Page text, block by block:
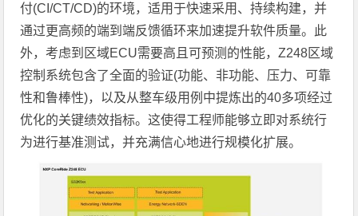
付(CI/CT/CD)的环境，适用于快速采用、持续构建，并
通过更高频的端到端反馈循环来加速提升软件质量。此
外，考虑到区域ECU需要高且可预测的性能，Z248区域
控制系统包含了全面的验证(功能、非功能、压力、可靠
性和鲁棒性)，以及从整车级用例中提炼出的40多项经过
优化的关键绩效指标。这使得工程师能够立即对系统行
为进行基准测试，并充满信心地进行规模化扩展。